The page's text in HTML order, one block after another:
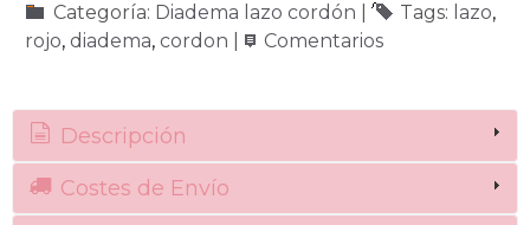
Categoría: Diadema lazo cordón Tags: lazo
rojo diadema cordon Comentarios
Descripción
Costes de Envío